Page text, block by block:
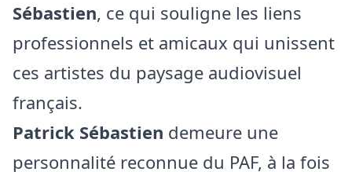
Sébastien, ce qui souligne les liens
professionnels et amicaux qui unissent
ces artistes du paysage audiovisuel
français.
Patrick Sébastien demeure une
personnalité reconnue du PAF, à la fois